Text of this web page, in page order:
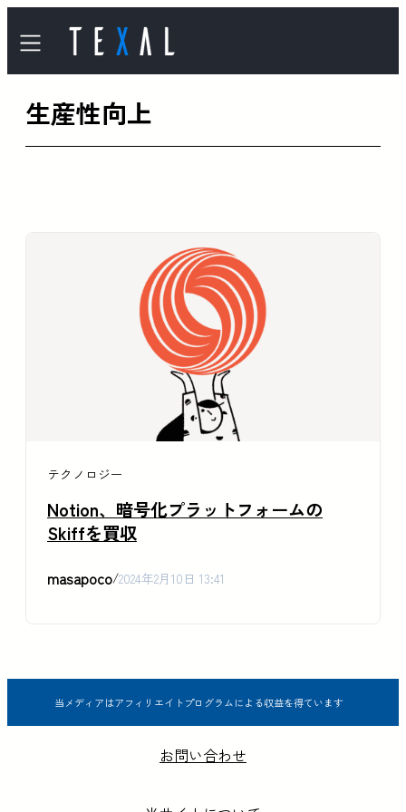
容
を
生産性向上
テクノロジー
Notion、暗号化プラットフォームの
Skiffを買収
masapoco/2024年2月10日 13:41
当メディアはアフィリエイトプログラムによる収益を得ています
お問い合わせ